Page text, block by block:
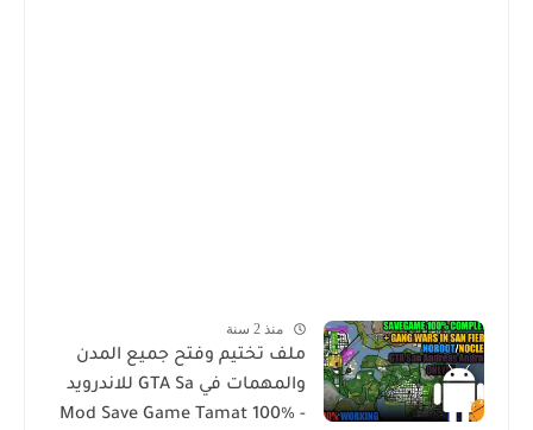
منذ 2 سنة
ملف تختيم وفتح جميع المدن
والمهمات في GTA Sa للاندرويد
Mod Save Game Tamat 100% -